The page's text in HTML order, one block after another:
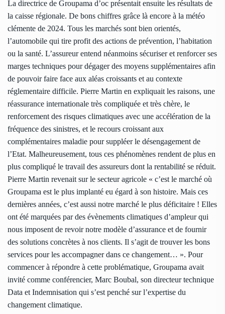
La directrice de Groupama d’oc présentait ensuite les résultats de
la caisse régionale. De bons chiffres grâce là encore à la météo
clémente de 2024. Tous les marchés sont bien orientés,
l’automobile qui tire profit des actions de prévention, l’habitation
ou la santé. L’assureur entend néanmoins sécuriser et renforcer ses
marges techniques pour dégager des moyens supplémentaires afin
de pouvoir faire face aux aléas croissants et au contexte
réglementaire difficile. Pierre Martin en expliquait les raisons, une
réassurance internationale très compliquée et très chère, le
renforcement des risques climatiques avec une accélération de la
fréquence des sinistres, et le recours croissant aux
complémentaires maladie pour suppléer le désengagement de
l’Etat. Malheureusement, tous ces phénomènes rendent de plus en
plus compliqué le travail des assureurs dont la rentabilité se réduit.
Pierre Martin revenait sur le secteur agricole « c’est le marché où
Groupama est le plus implanté eu égard à son histoire. Mais ces
dernières années, c’est aussi notre marché le plus déficitaire ! Elles
ont été marquées par des évènements climatiques d’ampleur qui
nous imposent de revoir notre modèle d’assurance et de fournir
des solutions concrètes à nos clients. Il s’agit de trouver les bons
services pour les accompagner dans ce changement… ». Pour
commencer à répondre à cette problématique, Groupama avait
invité comme conférencier, Marc Boubal, son directeur technique
Data et Indemnisation qui s’est penché sur l’expertise du
changement climatique.